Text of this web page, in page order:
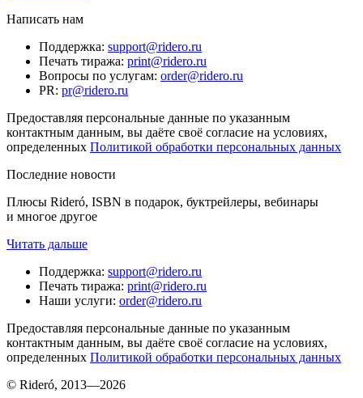
Написать нам
Поддержка: support@ridero.ru
Печать тиража: print@ridero.ru
Вопросы по услугам: order@ridero.ru
PR: pr@ridero.ru
Предоставляя персональные данные по указанным
контактным данным, вы даёте своё согласие на условиях,
определенных Политикой обработки персональных данных
Последние новости
Плюсы Rideró, ISBN в подарок, буктрейлеры, вебинары
и многое другое
Читать дальше
Поддержка: support@ridero.ru
Печать тиража: print@ridero.ru
Наши услуги: order@ridero.ru
Предоставляя персональные данные по указанным
контактным данным, вы даёте своё согласие на условиях,
определенных Политикой обработки персональных данных
© Rideró, 2013—2026